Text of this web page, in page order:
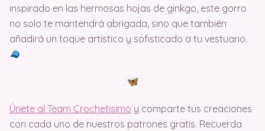
inspirado en las hermosas hojas de ginkgo, este gorro
no solo te mantendrá abrigada, sino que también
añadirá un toque artístico y sofisticado a tu vestuario.
Únete al Team Crochetisimo y comparte tus creaciones
con cada uno de nuestros patrones gratis. Recuerda